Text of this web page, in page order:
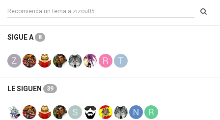
SIGUE A 8
LE SIGUEN 39